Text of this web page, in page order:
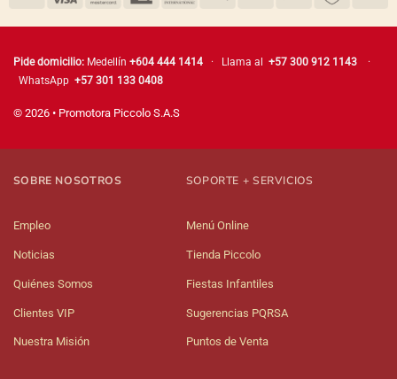
Pide domicilio: Medellín +604 444 1414 · Llama al +57 300 912 1143
·
WhatsApp +57 301 133 0408
© 2026 • Promotora Piccolo S.A.S
SOBRE NOSOTROS
Empleo
Noticias
Quiénes Somos
Clientes VIP
Nuestra Misión
SOPORTE + SERVICIOS
Menú Online
Tienda Piccolo
Fiestas Infantiles
Sugerencias PQRSA
Puntos de Venta